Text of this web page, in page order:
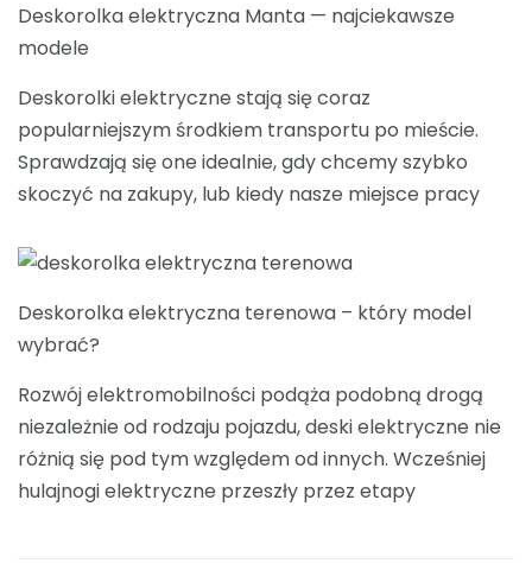
Deskorolka elektryczna Manta — najciekawsze
modele
Deskorolki elektryczne stają się coraz
popularniejszym środkiem transportu po mieście.
Sprawdzają się one idealnie, gdy chcemy szybko
skoczyć na zakupy, lub kiedy nasze miejsce pracy
Deskorolka elektryczna terenowa – który model
wybrać?
Rozwój elektromobilności podąża podobną drogą
niezależnie od rodzaju pojazdu, deski elektryczne nie
różnią się pod tym względem od innych. Wcześniej
hulajnogi elektryczne przeszły przez etapy